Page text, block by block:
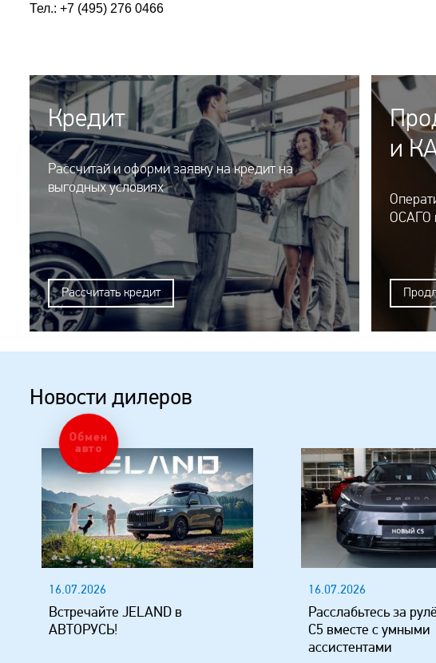
Тел.: +7 (495) 276 0466
Кредит
Рассчитай и оформи заявку на кредит на
выгодных условиях
Рассчитать кредит
и
ОСАГО
Новости дилеров
16.07.2026
Встречайте JELAND в
АВТОРУСЬ!
16.07.2026
Расслабьтесь за
C5 вместе с умными
ассистентами
Обмен
авто